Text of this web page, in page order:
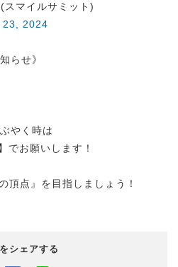
マイルサミット)
23, 2024
らせ》
やく時は
でお願いします！
頂点』を目指しましょう！
シェアする